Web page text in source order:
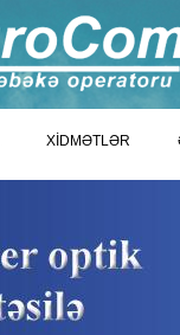
XİDMƏTLƏR